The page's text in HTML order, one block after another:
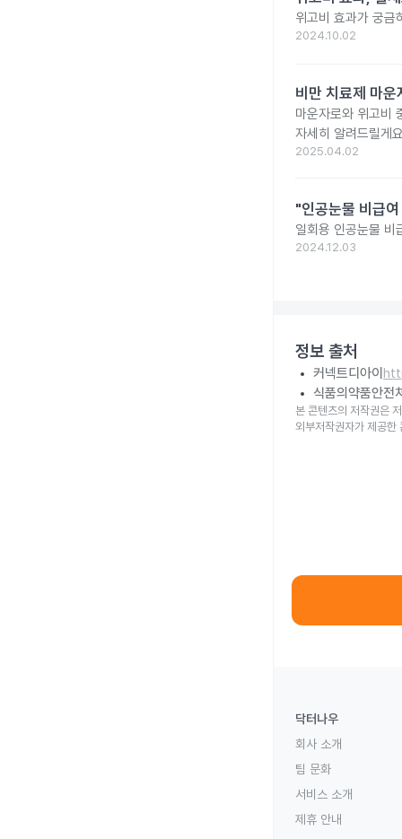
위고비 효과가 궁금
2024.10.02
비만 치료제 마
마운자로와 위고비
자세히 알려드릴게
2025.04.02
"인공눈물 비급
일회용 인공눈물 비
2024.12.03
정보 출처
커넥트디아이
식품의약품안전
본 콘텐츠의 저작권은
외부저작권자가 제공한
닥터나우
회사 소개
팀 문화
서비스 소개
제휴 안내